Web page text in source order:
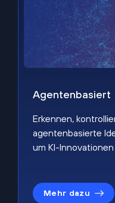
Agentenbasiert
Erkennen,
agentenbasierte
um KI-
Mehr dazu